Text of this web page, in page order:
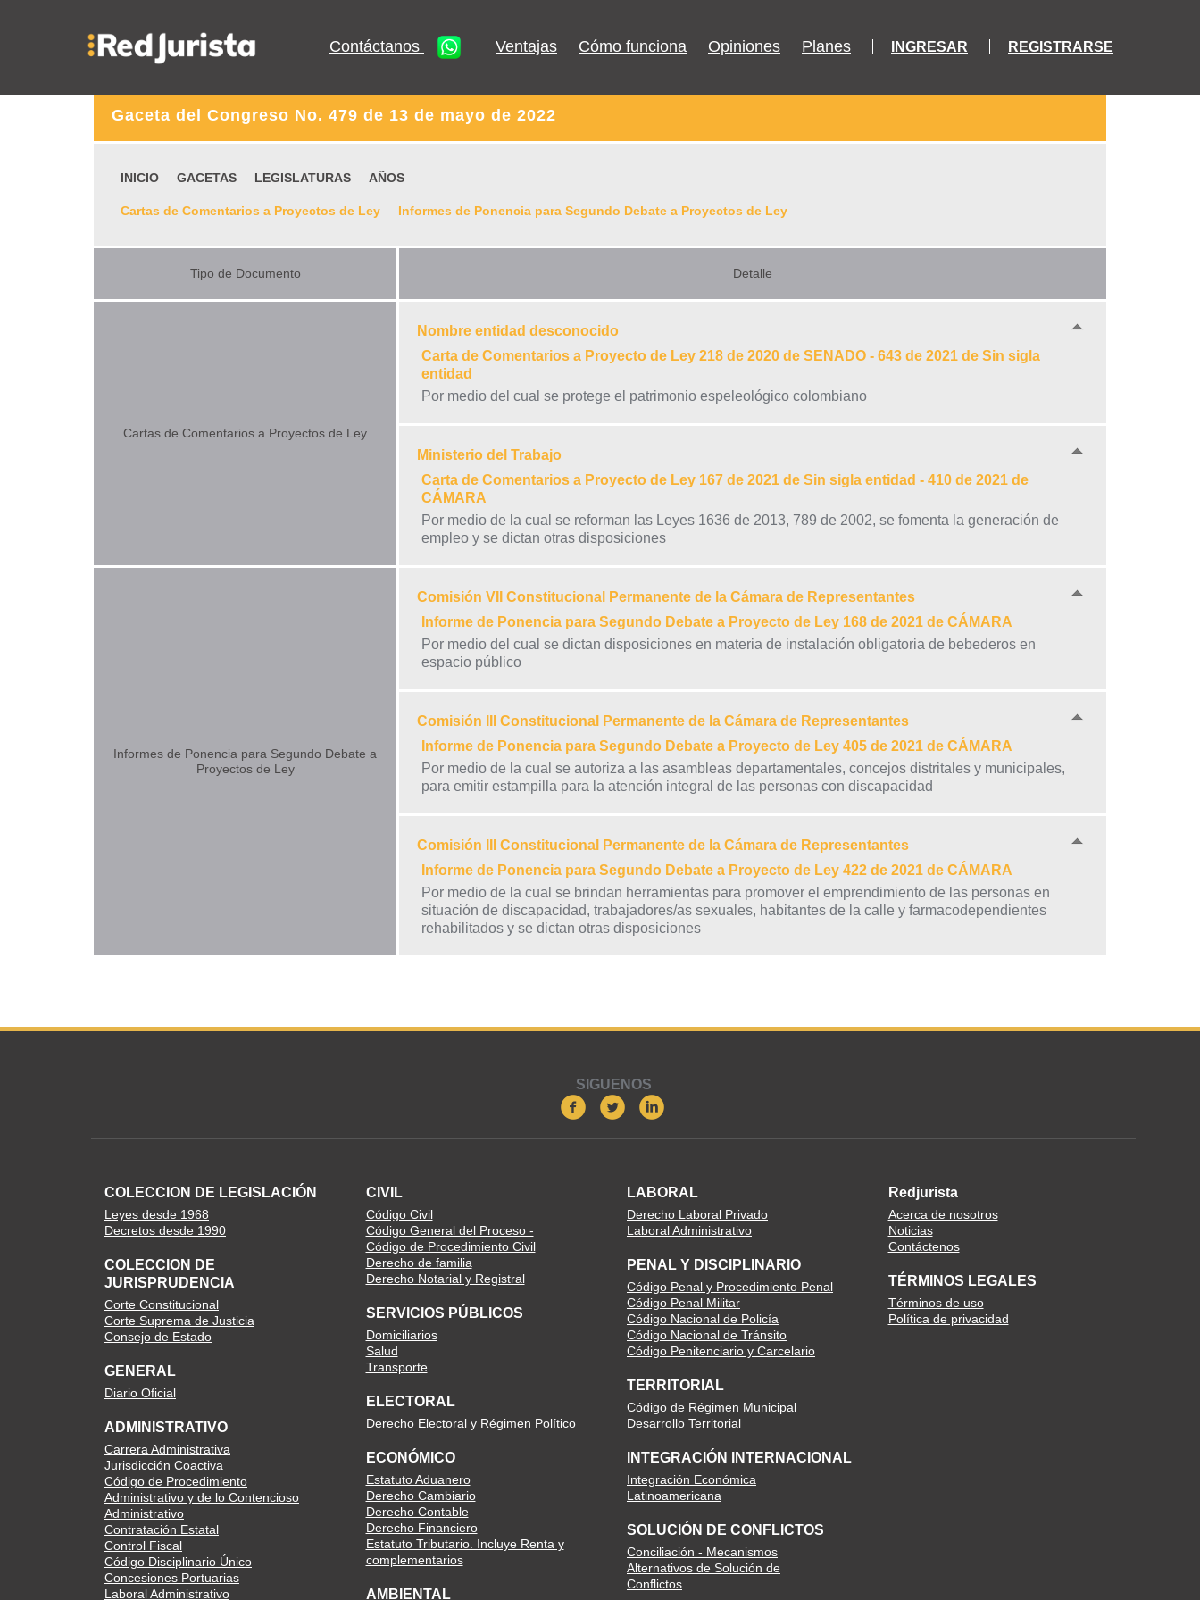
Contáctanos Ventajas Cómo funciona Opiniones Planes INGRESAR REGISTRARSE
Gaceta del Congreso No. 479 de 13 de mayo de 2022
INICIO GACETAS LEGISLATURAS AÑOS
Cartas de Comentarios a Proyectos de Ley Informes de Ponencia para Segundo Debate a Proyectos de Ley
Tipo de Documento Detalle
Cartas de Comentarios a Proyectos de Ley
Nombre entidad desconocido
Carta de Comentarios a Proyecto de Ley 218 de 2020 de SENADO - 643 de 2021 de Sin sigla
entidad
Por medio del cual se protege el patrimonio espeleológico colombiano
Ministerio del Trabajo
Carta de Comentarios a Proyecto de Ley 167 de 2021 de Sin sigla entidad - 410 de 2021 de
CÁMARA
Por medio de la cual se reforman las Leyes 1636 de 2013, 789 de 2002, se fomenta la generación de
empleo y se dictan otras disposiciones
Informes de Ponencia para Segundo Debate a
Proyectos de Ley
Comisión VII Constitucional Permanente de la Cámara de Representantes
Informe de Ponencia para Segundo Debate a Proyecto de Ley 168 de 2021 de CÁMARA
Por medio del cual se dictan disposiciones en materia de instalación obligatoria de bebederos en
espacio público
Comisión III Constitucional Permanente de la Cámara de Representantes
Informe de Ponencia para Segundo Debate a Proyecto de Ley 405 de 2021 de CÁMARA
Por medio de la cual se autoriza a las asambleas departamentales, concejos distritales y municipales,
para emitir estampilla para la atención integral de las personas con discapacidad
Comisión III Constitucional Permanente de la Cámara de Representantes
Informe de Ponencia para Segundo Debate a Proyecto de Ley 422 de 2021 de CÁMARA
Por medio de la cual se brindan herramientas para promover el emprendimiento de las personas en
situación de discapacidad, trabajadores/as sexuales, habitantes de la calle y farmacodependientes
rehabilitados y se dictan otras disposiciones
SIGUENOS
COLECCION DE LEGISLACIÓN
Leyes desde 1968
Decretos desde 1990
COLECCION DE
JURISPRUDENCIA
Corte Constitucional
Corte Suprema de Justicia
Consejo de Estado
GENERAL
Diario Oficial
ADMINISTRATIVO
Carrera Administrativa
Jurisdicción Coactiva
Código de Procedimiento
Administrativo y de lo Contencioso
Administrativo
Contratación Estatal
Control Fiscal
Código Disciplinario Único
Concesiones Portuarias
Laboral Administrativo
CIVIL
Código Civil
Código General del Proceso -
Código de Procedimiento Civil
Derecho de familia
Derecho Notarial y Registral
SERVICIOS PÚBLICOS
Domiciliarios
Salud
Transporte
ELECTORAL
Derecho Electoral y Régimen Político
ECONÓMICO
Estatuto Aduanero
Derecho Cambiario
Derecho Contable
Derecho Financiero
Estatuto Tributario. Incluye Renta y
complementarios
AMBIENTAL
LABORAL
Derecho Laboral Privado
Laboral Administrativo
PENAL Y DISCIPLINARIO
Código Penal y Procedimiento Penal
Código Penal Militar
Código Nacional de Policía
Código Nacional de Tránsito
Código Penitenciario y Carcelario
TERRITORIAL
Código de Régimen Municipal
Desarrollo Territorial
INTEGRACIÓN INTERNACIONAL
Integración Económica
Latinoamericana
SOLUCIÓN DE CONFLICTOS
Conciliación - Mecanismos
Alternativos de Solución de
Conflictos
Redjurista
Acerca de nosotros
Noticias
Contáctenos
TÉRMINOS LEGALES
Términos de uso
Política de privacidad